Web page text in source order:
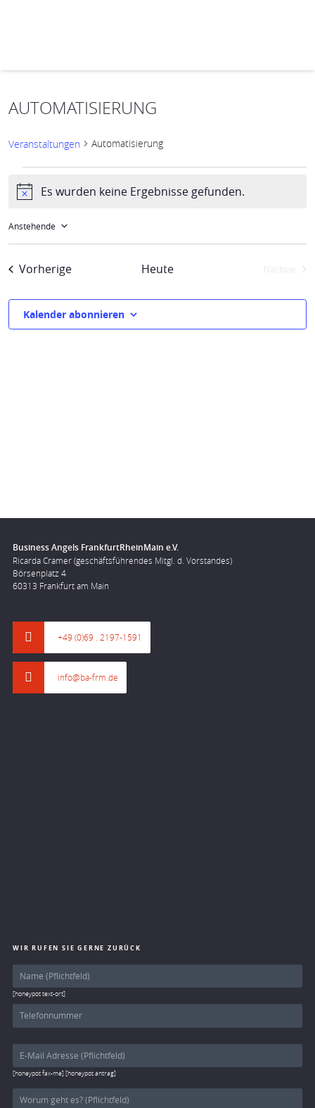
AUTOMATISIERUNG
Veranstaltungen Automatisierung
HinweisEs wurden keine Ergebnisse gefunden.
Ansichten-
VERANSTALTUNG
Anstehende
VorherigeVeranstaltungenHeute
Kalender abonnieren
Business Angels FrankfurtRheinMain e.V.
Ricarda Cramer (geschäftsführendes Mitgl. d. Vorstandes)
Börsenplatz 4
60313 Frankfurt am Main
+49 (0)69 . 2197-1591
info@ba-frm.de
WIR RUFEN SIE GERNE ZURÜCK
[honeypot text-ort]
[honeypot fax-me] [honeypot antrag]